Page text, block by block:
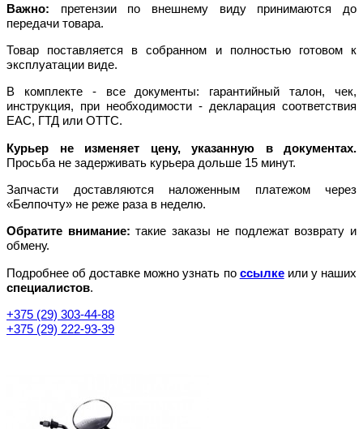
Важно: претензии по внешнему виду принимаются до
передачи товара.
Товар поставляется в собранном и полностью готовом к
эксплуатации виде.
В комплекте - все документы: гарантийный талон, чек,
инструкция, при необходимости - декларация соответствия
EAC, ГТД или ОТТС.
Курьер не изменяет цену, указанную в документах.
Просьба не задерживать курьера дольше 15 минут.
Запчасти доставляются наложенным платежом через
«Белпочту» не реже раза в неделю.
Обратите внимание: такие заказы не подлежат возврату и
обмену.
Подробнее об доставке можно узнать по ссылкеили у наших
специалистов.
+375 (29) 303-44-88
+375 (29) 222-93-39